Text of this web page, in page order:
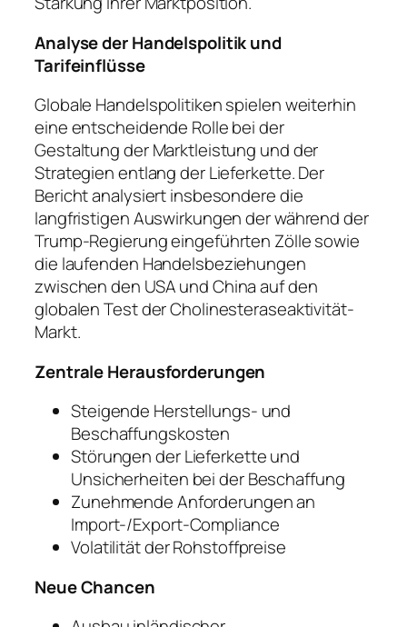
Analyse der Handelspolitik und
Tarifeinflüsse
Globale Handelspolitiken spielen weiterhin
eine entscheidende Rolle bei der
Gestaltung der Marktleistung und der
Strategien entlang der Lieferkette. Der
Bericht analysiert insbesondere die
langfristigen Auswirkungen der während der
Trump-Regierung eingeführten Zölle sowie
die laufenden Handelsbeziehungen
zwischen den USA und China auf den
globalen Test der Cholinesteraseaktivität-
Markt.
Zentrale Herausforderungen
Steigende Herstellungs- und
Beschaffungskosten
Störungen der Lieferkette und
Unsicherheiten bei der Beschaffung
Zunehmende Anforderungen an
Import-/Export-Compliance
Volatilität der Rohstoffpreise
Neue Chancen